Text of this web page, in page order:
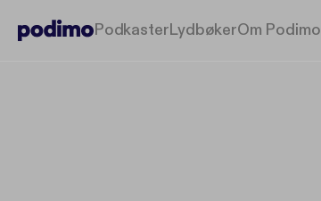
PodkasterLydbøkerOm Podimo